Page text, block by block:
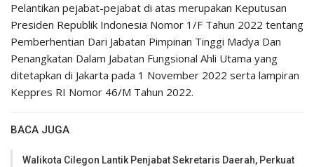
Pelantikan pejabat-pejabat di atas merupakan Keputusan
Presiden Republik Indonesia Nomor 1/F Tahun 2022 tentang
Pemberhentian Dari Jabatan Pimpinan Tinggi Madya Dan
Penangkatan Dalam Jabatan Fungsional Ahli Utama yang
ditetapkan di Jakarta pada 1 November 2022 serta lampiran
Keppres RI Nomor 46/M Tahun 2022.
BACA JUGA
Walikota Cilegon Lantik Penjabat Sekretaris Daerah, Perkuat